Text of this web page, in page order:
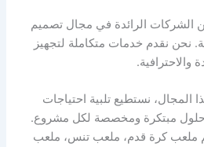
الشركات الرائدة في مجال تصميم
نحن نقدم خدمات متكاملة لتجهيز
والاحترافية.
المجال، نستطيع تلبية احتياجات
حلول مبتكرة ومخصصة لكل مشروع.
كرة قدم، ملعب تنس، ملعب